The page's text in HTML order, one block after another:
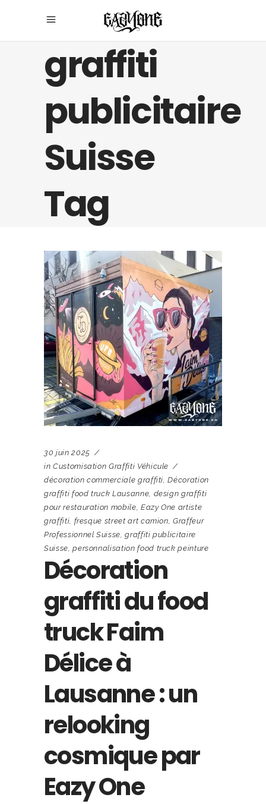
graffiti
publicitaire
Suisse
Tag
30 juin 2025
in Customisation Graffiti Véhicule
décoration commerciale graffiti,Décoration
graffiti food truck Lausanne, design graffiti
pour restauration mobile, Eazy One artiste
graffiti, fresque street art camion,Graffeur
Professionnel Suisse,graffiti publicitaire
Suisse,personnalisation food truck peinture
Décoration
graffiti du food
truck Faim
Délice à
Lausanne : un
relooking
cosmique par
Eazy One